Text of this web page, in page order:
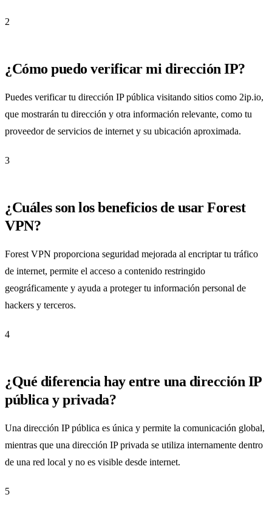
2
¿Cómo puedo verificar mi dirección IP?
Puedes verificar tu dirección IP pública visitando sitios como 2ip.io,
que mostrarán tu dirección y otra información relevante, como tu
proveedor de servicios de internet y su ubicación aproximada.
3
¿Cuáles son los beneficios de usar Forest
VPN?
Forest VPN proporciona seguridad mejorada al encriptar tu tráfico
de internet, permite el acceso a contenido restringido
geográficamente y ayuda a proteger tu información personal de
hackers y terceros.
4
¿Qué diferencia hay entre una dirección IP
pública y privada?
Una dirección IP pública es única y permite la comunicación global,
mientras que una dirección IP privada se utiliza internamente dentro
de una red local y no es visible desde internet.
5